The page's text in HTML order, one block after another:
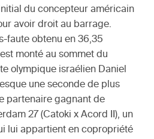
du concepteur américain
avoir droit au barrage.
faute obtenu en 36,35
monté au sommet du
olympique israélien Daniel
une seconde de plus
partenaire gagnant de
27 (Catoki x Acord II), un
lui appartient en copropriété